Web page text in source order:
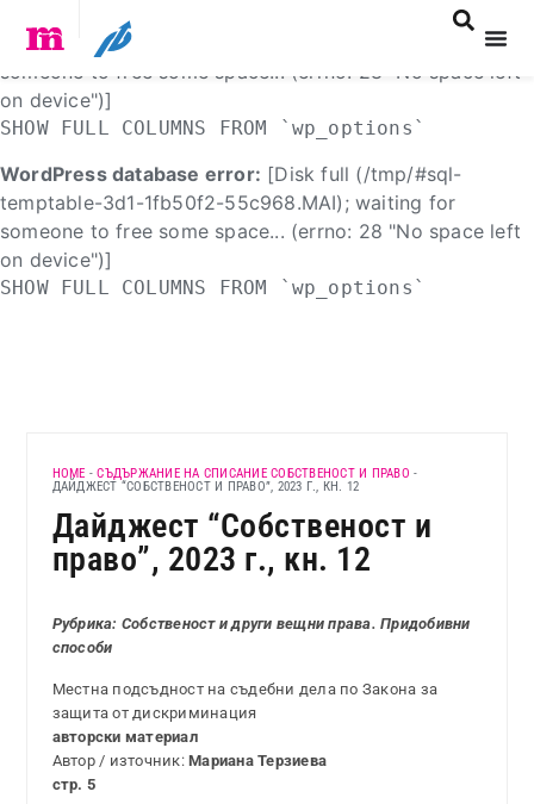
WordPress database error:
[Disk full (/tmp/#sql-
temptable-3d1-1fb50f2-55c967.MAI); waiting for
someone to free some space... (errno: 28 "No space left
on device")]
SHOW FULL COLUMNS FROM `wp_options`
WordPress database error: [Disk full (/tmp/#sql-
temptable-3d1-1fb50f2-55c968.MAI); waiting for
someone to free some space... (errno: 28 "No space left
on device")]
SHOW FULL COLUMNS FROM `wp_options`
HOME -СЪДЪРЖАНИЕ НА СПИСАНИЕ СОБСТВЕНОСТ И ПРАВО -
ДАЙДЖЕСТ “СОБСТВЕНОСТ И ПРАВО”, 2023 Г., КН. 12
Дайджест “Собственост и
право”, 2023 г., кн. 12
Рубрика: Собственост и други вещни права. Придобивни
способи
Местна подсъдност на съдебни дела по Закона за
защита от дискриминация
авторски материал
Автор / източник:Мариана Терзиева
стр. 5